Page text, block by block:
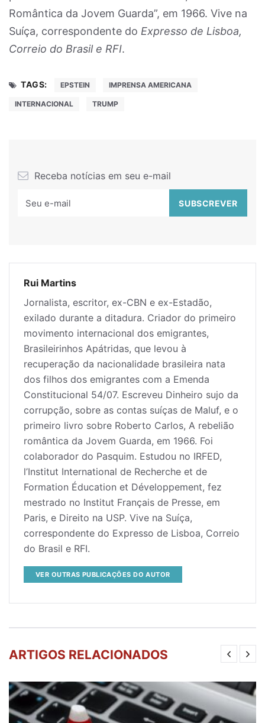
Romântica da Jovem Guarda”, em 1966. Vive na
Suíça, correspondente do Expresso de Lisboa,
Correio do Brasil e RFI.
TAGS: EPSTEIN IMPRENSA AMERICANA
INTERNACIONAL TRUMP
Receba notícias em seu e-mail
Rui Martins
Jornalista, escritor, ex-CBN e ex-Estadão,
exilado durante a ditadura. Criador do primeiro
movimento internacional dos emigrantes,
Brasileirinhos Apátridas, que levou à
recuperação da nacionalidade brasileira nata
dos filhos dos emigrantes com a Emenda
Constitucional 54/07. Escreveu Dinheiro sujo da
corrupção, sobre as contas suíças de Maluf, e o
primeiro livro sobre Roberto Carlos, A rebelião
romântica da Jovem Guarda, em 1966. Foi
colaborador do Pasquim. Estudou no IRFED,
l’Institut International de Recherche et de
Formation Éducation et Développement, fez
mestrado no Institut Français de Presse, em
Paris, e Direito na USP. Vive na Suíça,
correspondente do Expresso de Lisboa, Correio
do Brasil e RFI.
VER OUTRAS PUBLICAÇÕES DO AUTOR
ARTIGOS RELACIONADOS